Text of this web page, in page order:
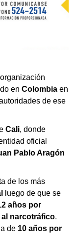
en Colombia en
de ese
Cali, donde
oficial
Pablo Aragón
de los más
luego de que se
años por
narcotráfico.
de 10 años por